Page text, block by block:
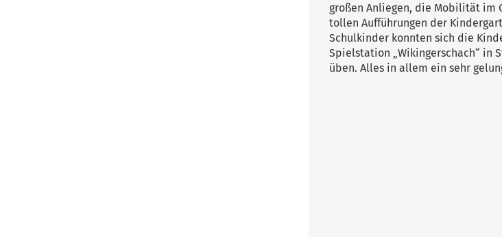
großen Anliegen, die Mobilität im
tollen Aufführungen der
Schulkinder konnten sich die
Spielstation „Wikingerschach“ in
üben. Alles in allem ein sehr